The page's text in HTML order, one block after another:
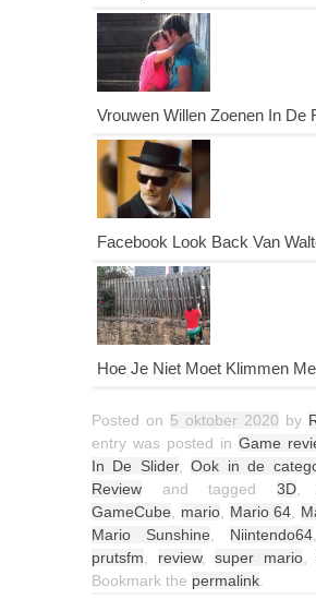
Vrouwen Willen Zoenen In De
Facebook Look Back Van
Hoe Je Niet Moet Klimmen
Posted on 5 oktober 2020 by
entry was posted in Game
In De Slider,Ook in de
Review and tagged 3D
GameCube, mario, Mario 64,
Mario Sunshine, Niintendo64
prutsfm, review,super mario,
Bookmark the permalink.